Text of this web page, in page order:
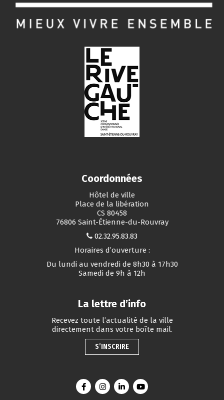
Coordonnées
Hôtel de ville
Place de la libération
CS 80458
76806 Saint-Étienne-du-Rouvray
02.32.95.83.83
Horaires d’ouverture :
Du lundi au vendredi de 8h30 à 17h30
Samedi de 9h à 12h
La lettre d’info
Recevez toute l’actualité de la ville
directement dans votre boîte mail.
S’INSCRIRE
Lien vers le compte Facebook
Lien vers le compte Instagram
Lien vers le compte Linkedin
Lien vers la chaîne